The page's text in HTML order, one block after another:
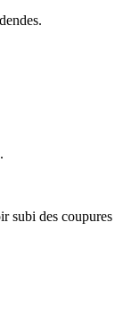
subi des coupures